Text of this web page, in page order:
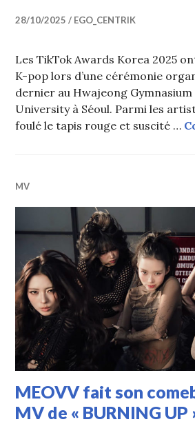
28/10/2025 EGO_CENTRIK
Les TikTok Awards Korea 2025
K-pop lors d’une cérémonie
dernier au Hwajeong Gymnasium
University à Séoul. Parmi les
foulé le tapis rouge et suscité …
MV
MEOVV fait son
MV de « BURNING UP